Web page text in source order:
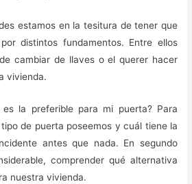
estamos en la tesitura de tener que
distintos fundamentos. Entre ellos
cambiar de llaves o el querer hacer
vivienda.
es la preferible para mi puerta? Para
de puerta poseemos y cuál tiene la
antes que nada. En segundo
comprender qué alternativa
nuestra vivienda.